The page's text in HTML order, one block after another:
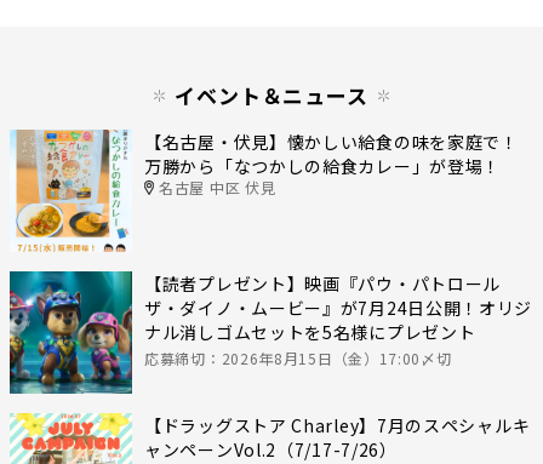
イベント＆ニュース
【名古屋・伏見】懐かしい給食の味を家庭で！
万勝から「なつかしの給食カレー」が登場！
名古屋 中区 伏見
【読者プレゼント】映画『パウ・パトロール
ザ・ダイノ・ムービー』が7月24日公開！オリジ
ナル消しゴムセットを5名様にプレゼント
応募締切：2026年8月15日（金）17:00〆切
【ドラッグストア Charley】7月のスペシャルキ
ャンペーンVol.2（7/17-7/26）